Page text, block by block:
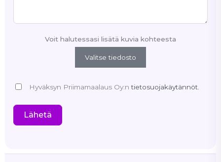
Voit halutessasi lisätä kuvia kohteesta
Valitse tiedosto
Hyväksyn Priimamaalaus Oy:ntietosuojakäytännöt.
Lähetä